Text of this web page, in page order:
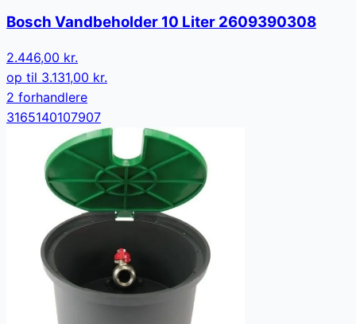
Bosch Vandbeholder 10 Liter 2609390308
2.446,00 kr.
op til 3.131,00 kr.
2 forhandlere
3165140107907